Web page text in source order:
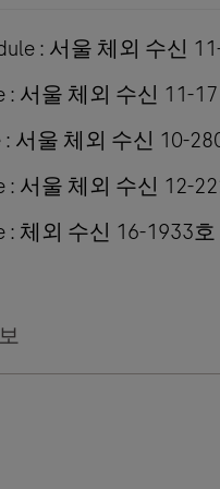
: 서울 체외 수신
: 서울 체외 수신 11-
: 서울 체외 수신 10-
: 서울 체외 수신 12-
: 체외 수신 16-1933호